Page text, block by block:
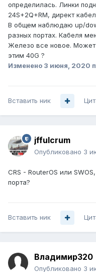
определилась. Линки
24S+2Q+RM, директ
В общем наблюдаю up/
разных портах. Кабеля
Железо все новое. Может
этим 40G ?
Изменено 3 июня, 2020
Вставить ник
jffulcrum
Опубликовано 3
CRS - RouterOS или
порта?
Вставить ник
Владимир320
Опубликовано 3